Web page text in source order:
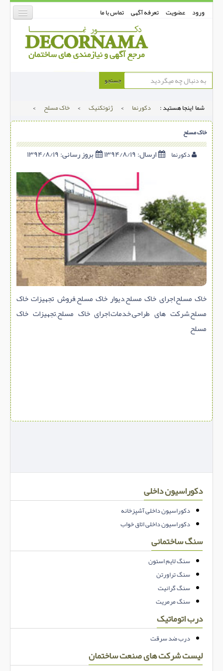
ورود عضویت تعرفه آگهی تماس با ما
دکورنما
دیوارپوش
دکوراسیون داخلی
درب و پنجره
ساخت و ساز
مصالح ساختمانی
سازه پیش ساخته
سنگ ساختمانی
عایق ساختمان
سرویس بهداشتی
پله,نرده,حفاظ
برقی,روشنایی,ایمنی
تاسیسات ساختمان
ژئوتکنیک
جستجو
شما اینجا هستید : دکورنما > ژئوتکنیک > خاک مسلح >
خاک مسلح
دکورنما ارسال:۱۳۹۴/۸/۱۹ بروز رسانی:
خاک مسلح,اجرای خاک مسلح,دیوار خاک مسلح,فروش تجهیزات خاک
مسلح,شرکت های طراحی,خدمات,اجرای خاک مسلح,تجهیزات خاک
مسلح
دکوراسیون داخلی
دکوراسیون داخلی آشپزخانه
دکوراسیون داخلی اتاق خواب
سنگ ساختمانی
سنگ لایم استون
سنگ تراورتن
سنگ گرانیت
سنگ مرمریت
درب اتوماتیک
درب ضد سرقت
لیست شرکت های صنعت ساختمان